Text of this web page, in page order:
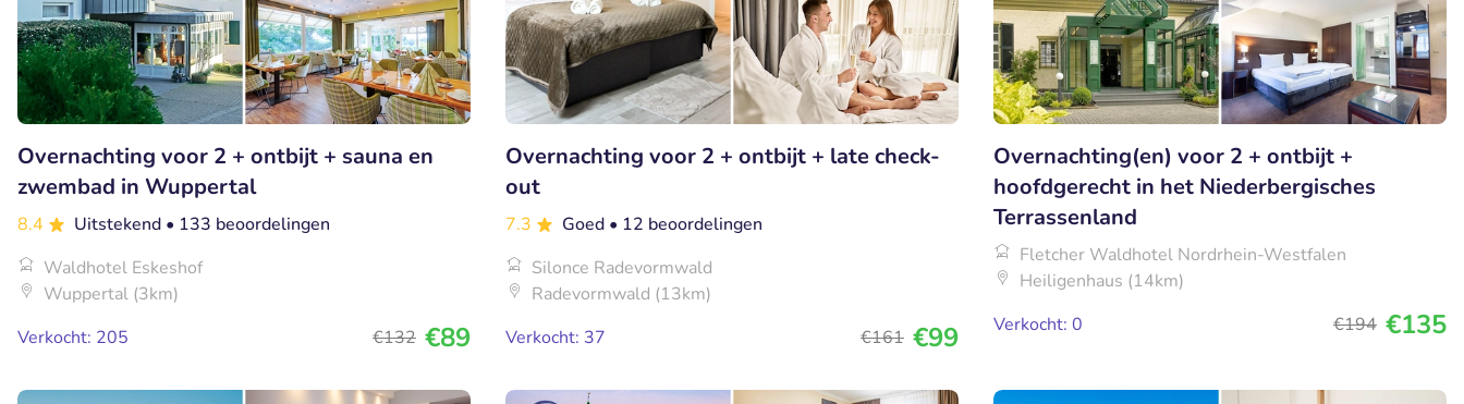
Overnachting voor 2 + ontbijt + sauna en
zwembad in Wuppertal
8.4 Uitstekend • 133 beoordelingen
Waldhotel Eskeshof
Wuppertal (3km)
Verkocht: 205
€132 €89
Overnachting voor 2 + ontbijt + late check-
out
7.3 Goed • 12 beoordelingen
Silonce Radevormwald
Radevormwald (13km)
Verkocht: 37
€161 €99
Overnachting(en) voor 2 + ontbijt +
hoofdgerecht in het Niederbergisches
Terrassenland
Fletcher Waldhotel Nordrhein-Westfalen
Heiligenhaus (14km)
Verkocht: 0
€194 €135